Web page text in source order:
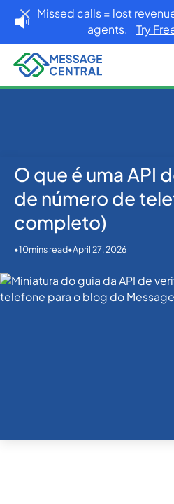
Missed calls = lost
agents. Try
Home Blog
OTP SMS
O que é uma API de
telefone? (Guia completo)
O que é uma API
de número de
completo)
•10mins read•April 27, 2026